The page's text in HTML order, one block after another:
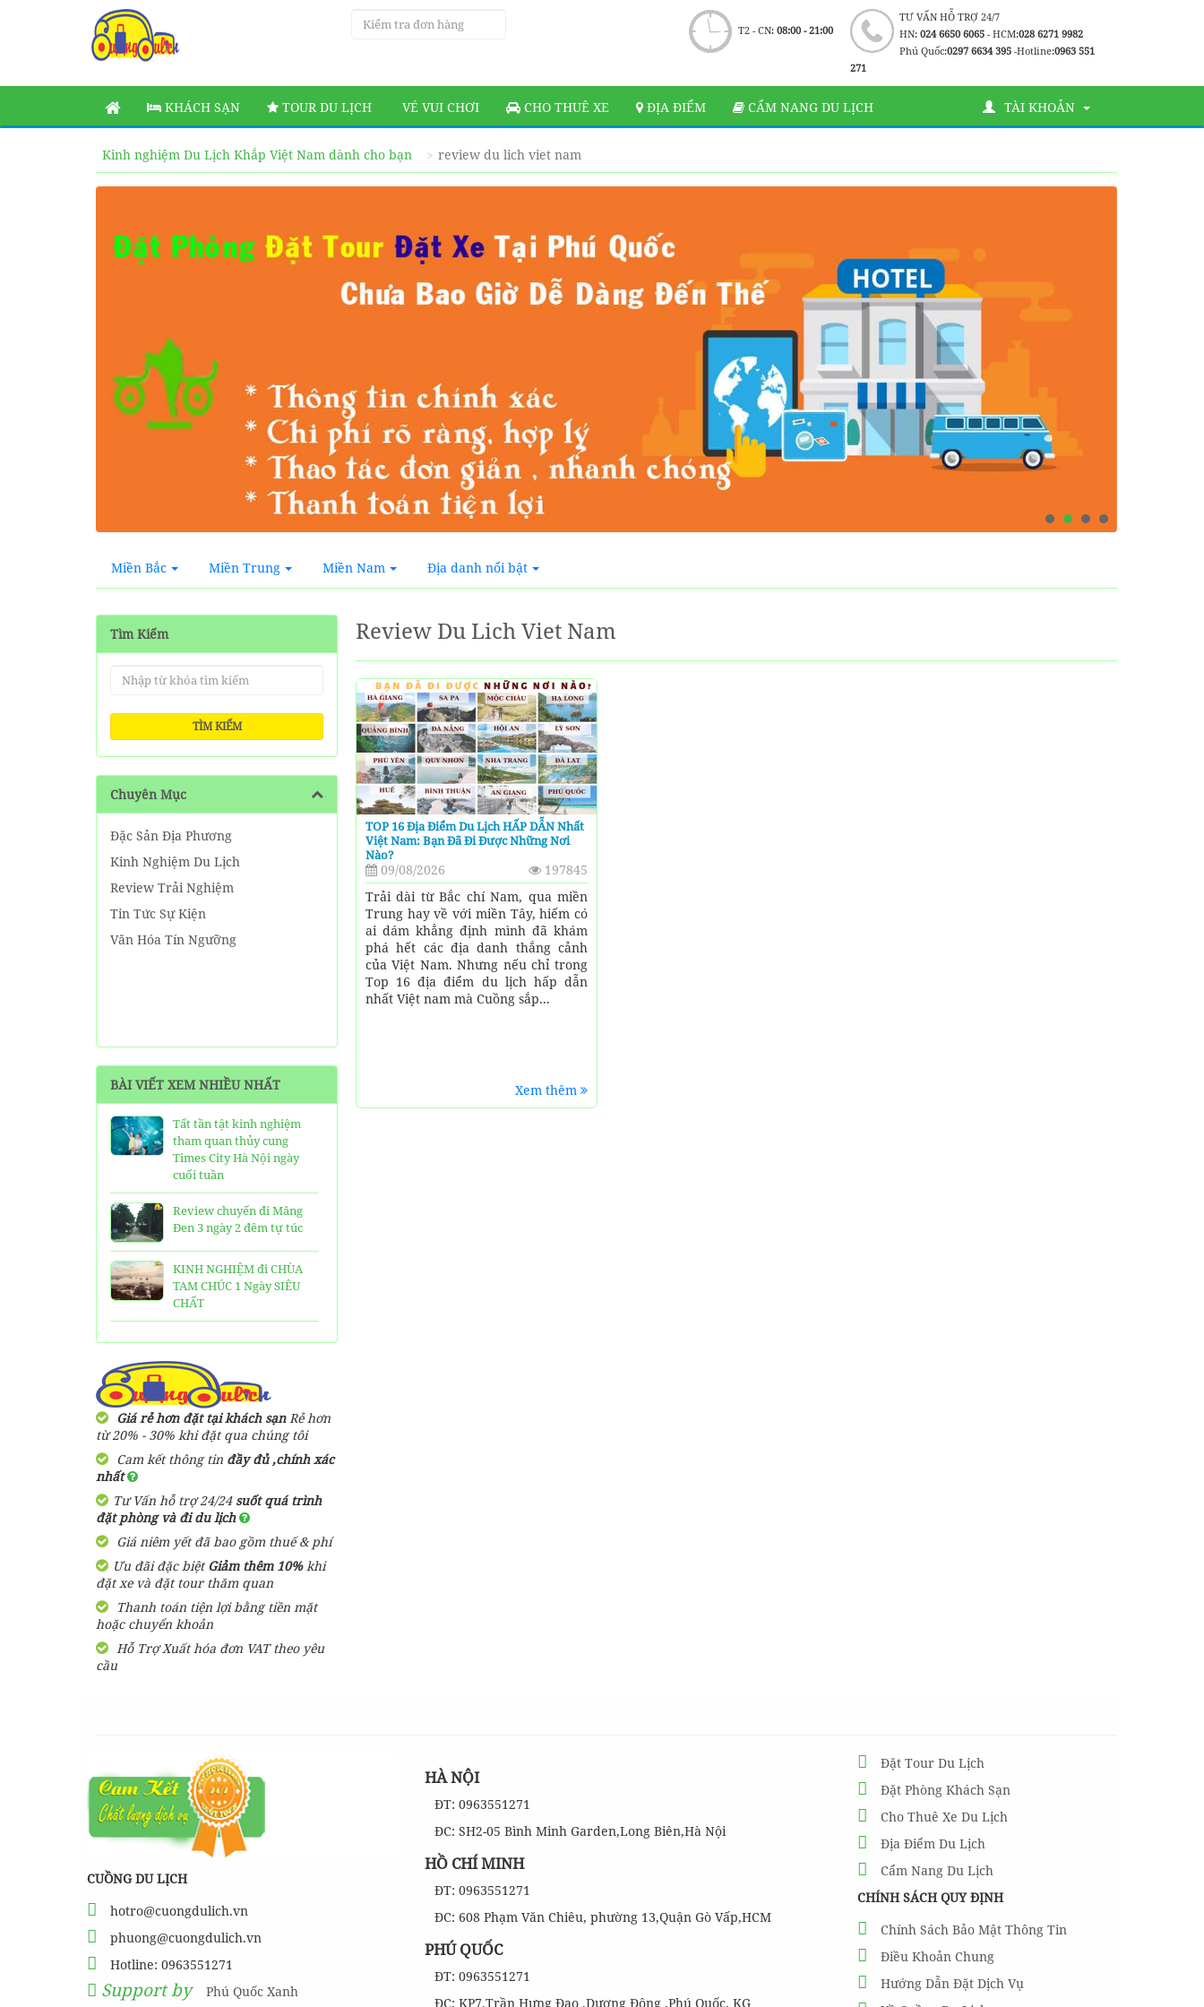
TƯ VẤN HỖ TRỢ 24/7
HN: 024 6650 6065- HCM:028 6271 9982
Phú Quốc:0297 6634 395 -Hotline:0963 551
271
T2 - CN: 08:00 - 21:00
KHÁCH SẠN TOUR DU LỊCH VÉ VUI CHƠI CHO THUÊ XE ĐỊA ĐIỂM CẨM NANG DU LỊCH TÀI KHOẢN
Kinh nghiệm Du Lịch Khắp Việt Nam dành cho bạn review du lich viet nam
Miền Bắc Miền Trung Miền Nam Địa danh nổi bật
Tìm Kiếm
TÌM KIẾM
Chuyên Mục
Đặc Sản Địa Phương
Kinh Nghiệm Du Lịch
Review Trải Nghiệm
Tin Tức Sự Kiện
Văn Hóa Tín Ngưỡng
BÀI VIẾT XEM NHIỀU NHẤT
Tất tần tật kinh nghiệm
tham quan thủy cung
Times City Hà Nội ngày
cuối tuần
Review chuyến đi Măng
Đen 3 ngày 2 đêm tự túc
KINH NGHIỆM đi CHÙA
TAM CHÚC 1 Ngày SIÊU
CHẤT
25 Ngôi Chùa ở Sài Gòn
TOP 16 địa điểm du lịch
HẤP DẪN nhất việt nam:
Bạn đã đi được những nơi
cáp treo Núi Bà Đen Tây
Ninh
HƯỚNG DẪN đi du lịch
TAM ĐẢO chi tiết kèm
thông tin liên hệ
SHARE Cẩm nang du lịch
Măng Đen tự túc từ A-Z
Vịnh Hạ Long trên cạn ở
Tây Nguyên
Giá rẻ hơn đặt tại khách sạnRẻ hơn
từ 20% - 30% khi đặt qua chúng tôi
Cam kết thông tin đầy đủ ,chính xác
nhất
Tư Vấn hỗ trợ 24/24 suốt quá trình
đặt phòng và đi du lịch
Giá niêm yết đã bao gồm thuế & phí
Ưu đãi đặc biệtGiảm thêm 10%khi
đặt xe và đặt tour thăm quan
Thanh toán tiện lợi bằng tiền mặt
hoặc chuyển khoản
Hỗ Trợ Xuất hóa đơn VAT theo yêu
cầu
Review Du Lich Viet Nam
TOP 16 Địa Điểm Du Lịch HẤP DẪN Nhất
Việt Nam: Bạn Đã Đi Được Những Nơi
Nào?
09/08/2026
197845
Trải dài từ Bắc chí Nam, qua miền
Trung hay về với miền Tây, hiếm có
ai dám khẳng định mình đã khám
phá hết các địa danh thắng cảnh
của Việt Nam. Nhưng nếu chỉ trong
Top 16 địa điểm du lịch hấp dẫn
nhất Việt nam mà Cuồng sắp...
Xem thêm
CUỒNG DU LỊCH
hotro@cuongdulich.vn
phuong@cuongdulich.vn
Hotline: 0963551271
Support by Phú Quốc Xanh
HÀ NỘI
ĐT: 0963551271
ĐC: SH2-05 Bình Minh Garden,Long Biên,Hà Nội
HỒ CHÍ MINH
ĐT: 0963551271
ĐC: 608 Phạm Văn Chiêu, phường 13,Quận Gò Vấp,HCM
PHÚ QUỐC
ĐT: 0963551271
ĐC: KP7,Trần Hưng Đạo ,Dương Đông ,Phú Quốc, KG
Đặt Tour Du Lịch
Đặt Phòng Khách Sạn
Cho Thuê Xe Du Lịch
Địa Điểm Du Lịch
Cẩm Nang Du Lịch
CHÍNH SÁCH QUY ĐỊNH
Chính Sách Bảo Mật Thông Tin
Điều Khoản Chung
Hướng Dẫn Đặt Dịch Vụ